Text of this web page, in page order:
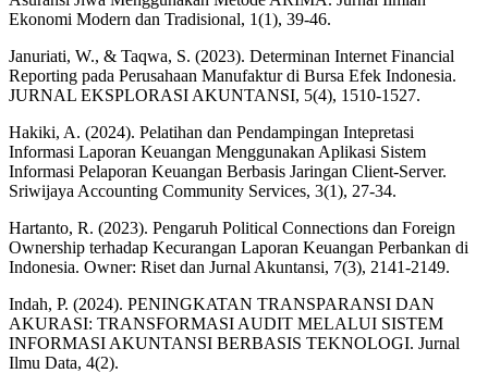
Ekonomi Modern dan Tradisional, 1(1), 39-46.
Januriati, W., & Taqwa, S. (2023). Determinan Internet Financial
Reporting pada Perusahaan Manufaktur di Bursa Efek Indonesia.
JURNAL EKSPLORASI AKUNTANSI, 5(4), 1510-1527.
Hakiki, A. (2024). Pelatihan dan Pendampingan Intepretasi
Informasi Laporan Keuangan Menggunakan Aplikasi Sistem
Informasi Pelaporan Keuangan Berbasis Jaringan Client-Server.
Sriwijaya Accounting Community Services, 3(1), 27-34.
Hartanto, R. (2023). Pengaruh Political Connections dan Foreign
Ownership terhadap Kecurangan Laporan Keuangan Perbankan di
Indonesia. Owner: Riset dan Jurnal Akuntansi, 7(3), 2141-2149.
Indah, P. (2024). PENINGKATAN TRANSPARANSI DAN
AKURASI: TRANSFORMASI AUDIT MELALUI SISTEM
INFORMASI AKUNTANSI BERBASIS TEKNOLOGI. Jurnal
Ilmu Data, 4(2).